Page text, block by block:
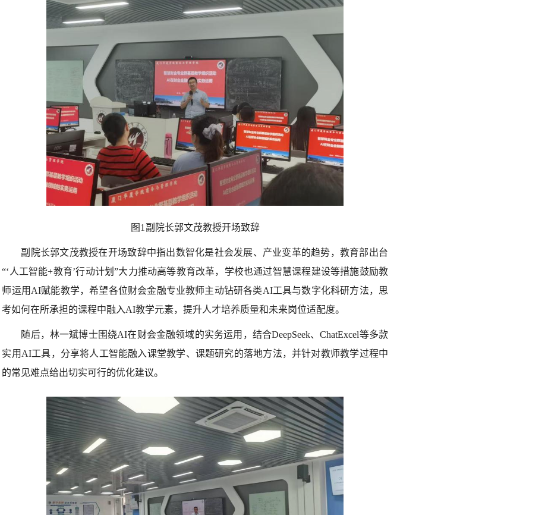
图1 副院长郭文茂教授开场致辞
副院长郭文茂教授在开场致辞中指出数智化是社会发展、产业变革的趋势，教育部出台
“‘人工智能+教育’行动计划”大力推动高等教育改革，学校也通过智慧课程建设等措施鼓励教
师运用AI赋能教学，希望各位财会金融专业教师主动钻研各类AI工具与数字化科研方法，思
考如何在所承担的课程中融入AI教学元素，提升人才培养质量和未来岗位适配度。
随后，林一斌博士围绕AI在财会金融领域的实务运用，结合DeepSeek、ChatExcel等多款
实用AI工具，分享将人工智能融入课堂教学、课题研究的落地方法，并针对教师教学过程中
的常见难点给出切实可行的优化建议。